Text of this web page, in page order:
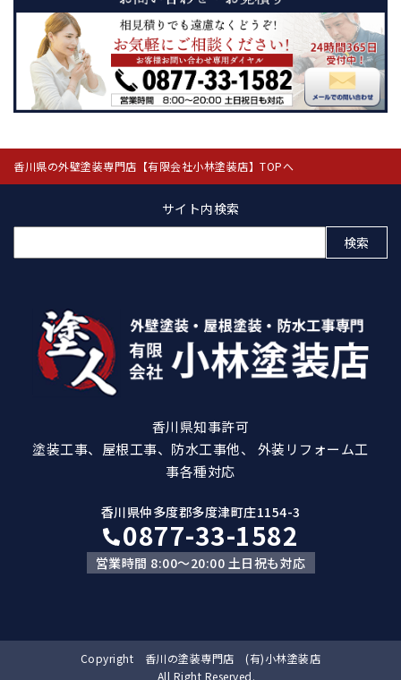
香川県の外壁塗装専門店【有限会社小林塗装店】TOPへ
サイト内検索
索:
香川県知事許可
塗装工事、屋根工事、防水工事他、 外装リフォーム工
事各種対応
香川県仲多度郡多度津町庄1154-3
0877-33-1582
営業時間 8:00～20:00 土日祝も対応
Copyright 香川の塗装専門店 (有)小林塗装店
All Right Reserved.